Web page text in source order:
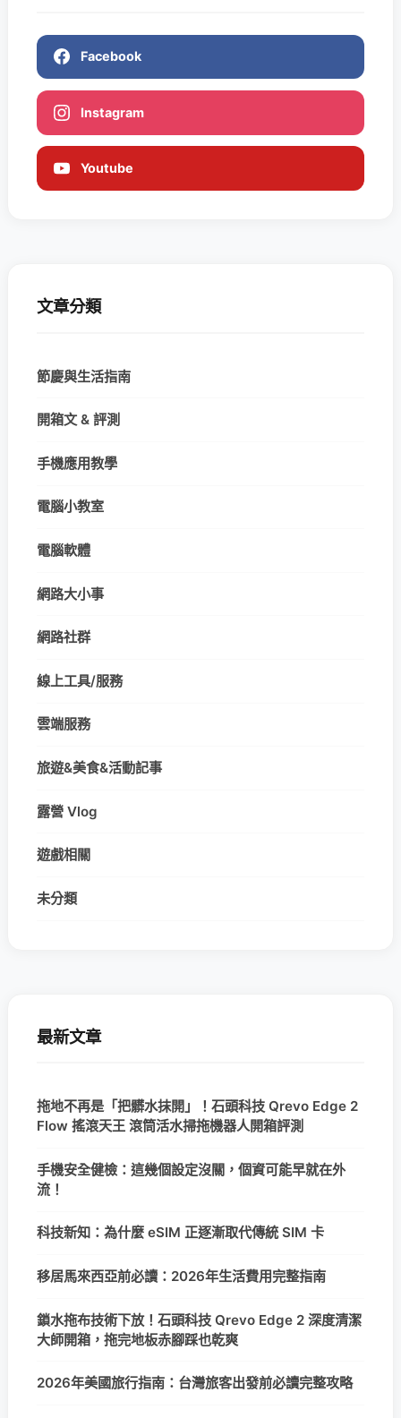
Facebook
Instagram
Youtube
文章分類
節慶與生活指南
開箱文 & 評測
手機應用教學
電腦小教室
電腦軟體
網路大小事
網路社群
線上工具/服務
雲端服務
旅遊&美食&活動記事
露營 Vlog
遊戲相關
未分類
最新文章
拖地不再是「把髒水抹開」！石頭科技 Qrevo Edge 2
Flow 搖滾天王 滾筒活水掃拖機器人開箱評測
手機安全健檢：這幾個設定沒關，個資可能早就在外
流！
科技新知：為什麼 eSIM 正逐漸取代傳統 SIM 卡
移居馬來西亞前必讀：2026年生活費用完整指南
鎖水拖布技術下放！石頭科技 Qrevo Edge 2 深度清潔
大師開箱，拖完地板赤腳踩也乾爽
2026年美國旅行指南：台灣旅客出發前必讀完整攻略